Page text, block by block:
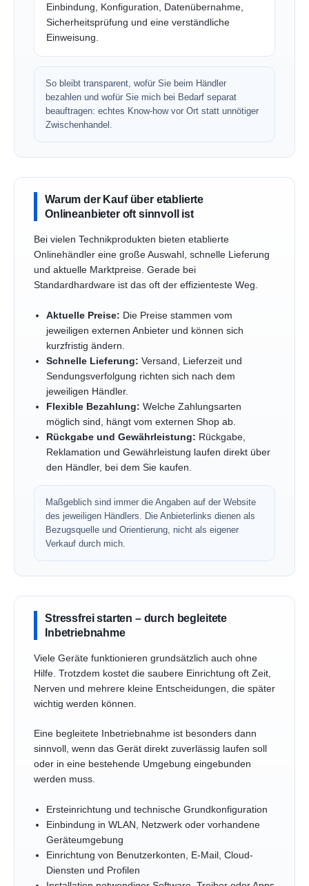
Einbindung, Konfiguration, Datenübernahme,
Sicherheitsprüfung und eine verständliche
Einweisung.
So bleibt transparent, wofür Sie beim Händler
bezahlen und wofür Sie mich bei Bedarf separat
beauftragen: echtes Know-how vor Ort statt unnötiger
Zwischenhandel.
Warum der Kauf über etablierte
Onlineanbieter oft sinnvoll ist
Bei vielen Technikprodukten bieten etablierte
Onlinehändler eine große Auswahl, schnelle Lieferung
und aktuelle Marktpreise. Gerade bei
Standardhardware ist das oft der effizienteste Weg.
Aktuelle Preise: Die Preise stammen vom
jeweiligen externen Anbieter und können sich
kurzfristig ändern.
Schnelle Lieferung: Versand, Lieferzeit und
Sendungsverfolgung richten sich nach dem
jeweiligen Händler.
Flexible Bezahlung: Welche Zahlungsarten
möglich sind, hängt vom externen Shop ab.
Rückgabe und Gewährleistung: Rückgabe,
Reklamation und Gewährleistung laufen direkt über
den Händler, bei dem Sie kaufen.
Maßgeblich sind immer die Angaben auf der Website
des jeweiligen Händlers. Die Anbieterlinks dienen als
Bezugsquelle und Orientierung, nicht als eigener
Verkauf durch mich.
Stressfrei starten – durch begleitete
Inbetriebnahme
Viele Geräte funktionieren grundsätzlich auch ohne
Hilfe. Trotzdem kostet die saubere Einrichtung oft Zeit,
Nerven und mehrere kleine Entscheidungen, die später
wichtig werden können.
Eine begleitete Inbetriebnahme ist besonders dann
sinnvoll, wenn das Gerät direkt zuverlässig laufen soll
oder in eine bestehende Umgebung eingebunden
werden muss.
Ersteinrichtung und technische Grundkonfiguration
Einbindung in WLAN, Netzwerk oder vorhandene
Geräteumgebung
Einrichtung von Benutzerkonten, E-Mail, Cloud-
Diensten und Profilen